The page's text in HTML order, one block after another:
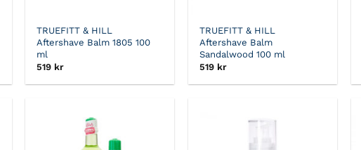
TRUEFITT & HILL
Aftershave Balm 1805 100
ml
519 kr
TRUEFITT & HILL
Aftershave Balm
Sandalwood 100 ml
519 kr